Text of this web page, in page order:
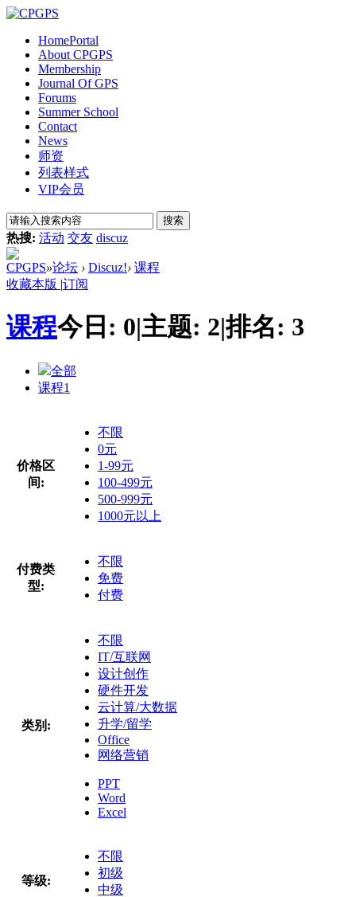
HomePortal
About CPGPS
Membership
Journal Of GPS
Forums
Summer School
Contact
News
师资
列表样式
VIP会员
搜索
热搜: 活动 交友 discuz
CPGPS»论坛 › Discuz!› 课程
收藏本版 |订阅
课程今日: 0|主题: 2|排名: 3
全部
课程1
价格区
间:
不限
0元
1-99元
100-499元
500-999元
1000元以上
付费类
型:
不限
免费
付费
类别:
不限
IT/互联网
设计创作
硬件开发
云计算/大数据
升学/留学
Office
网络营销
PPT
Word
Excel
等级:
不限
初级
中级